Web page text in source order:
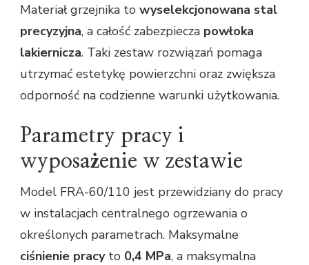
Materiał grzejnika to wyselekcjonowana stal
precyzyjna, a całość zabezpiecza powłoka
lakiernicza. Taki zestaw rozwiązań pomaga
utrzymać estetykę powierzchni oraz zwiększa
odporność na codzienne warunki użytkowania.
Parametry pracy i
wyposażenie w zestawie
Model FRA-60/110 jest przewidziany do pracy
w instalacjach centralnego ogrzewania o
określonych parametrach. Maksymalne
ciśnienie pracyto 0,4 MPa, a maksymalna